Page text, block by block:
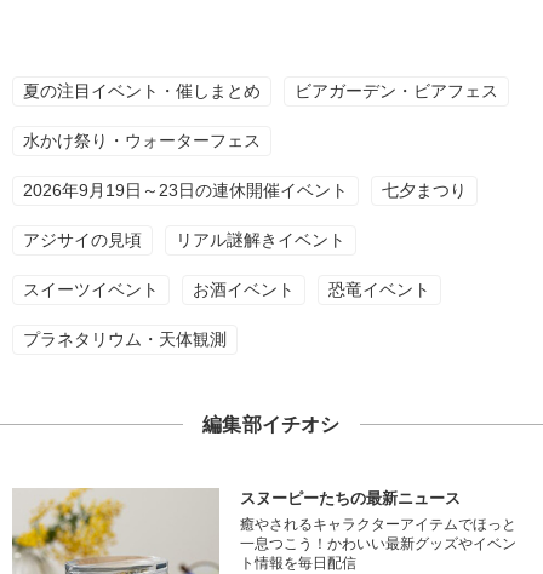
夏の注目イベント・催しまとめ ビアガーデン・ビアフェス
水かけ祭り・ウォーターフェス
2026年9月19日～23日の連休開催イベント 七夕まつり
アジサイの見頃 リアル謎解きイベント
スイーツイベント お酒イベント 恐竜イベント
プラネタリウム・天体観測
編集部イチオシ
スヌーピーたちの最新ニュース
癒やされるキャラクターアイテムでほっと
一息つこう！かわいい最新グッズやイベン
ト情報を毎日配信